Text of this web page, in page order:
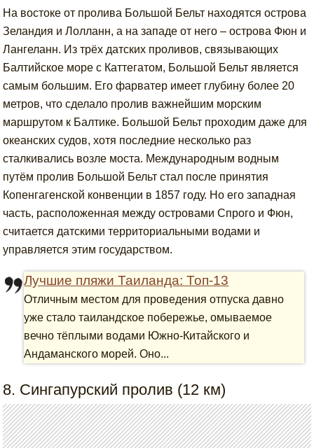
На востоке от пролива Большой Бельт находятся острова
Зеландия и Лолланн, а на западе от него – острова Фюн и
Лангеланн. Из трёх датских проливов, связывающих
Балтийское море с Каттегатом, Большой Бельт является
самым большим. Его фарватер имеет глубину более 20
метров, что сделало пролив важнейшим морским
маршрутом к Балтике. Большой Бельт проходим даже для
океанских судов, хотя последние несколько раз
сталкивались возле моста. Международным водным
путём пролив Большой Бельт стал после принятия
Копенгагенской конвенции в 1857 году. Но его западная
часть, расположенная между островами Спрого и Фюн,
считается датскими территориальными водами и
управляется этим государством.
Лучшие пляжи Таиланда: Топ-13
Отличным местом для проведения отпуска давно
уже стало таиландское побережье, омываемое
вечно тёплыми водами Южно-Китайского и
Андаманского морей. Оно...
8. Сингапурский пролив (12 км)